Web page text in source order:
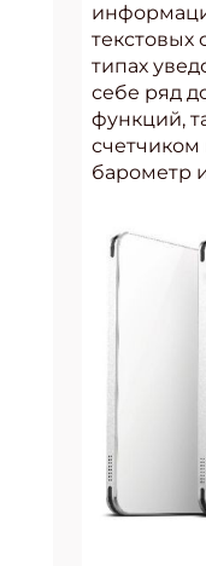
текстовых
типах
себе ряд
функций,
счетчиком
барометр